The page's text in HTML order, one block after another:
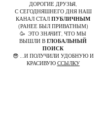
ДОРОГИЕ ДРУЗЬЯ,
С СЕГОДНЯШНЕГО ДНЯ НАШ
КАНАЛ СТАЛ ПУБЛИЧНЫМ
(РАНЕЕ БЫЛ ПРИВАТНЫМ)
🥳 ЭТО ЗНАЧИТ, ЧТО МЫ
ВЫШЛИ В ГЛОБАЛЬНЫЙ
ПОИСК
😎 ...И ПОЛУЧИЛИ УДОБНУЮ И
КРАСИВУЮ ССЫЛКУ